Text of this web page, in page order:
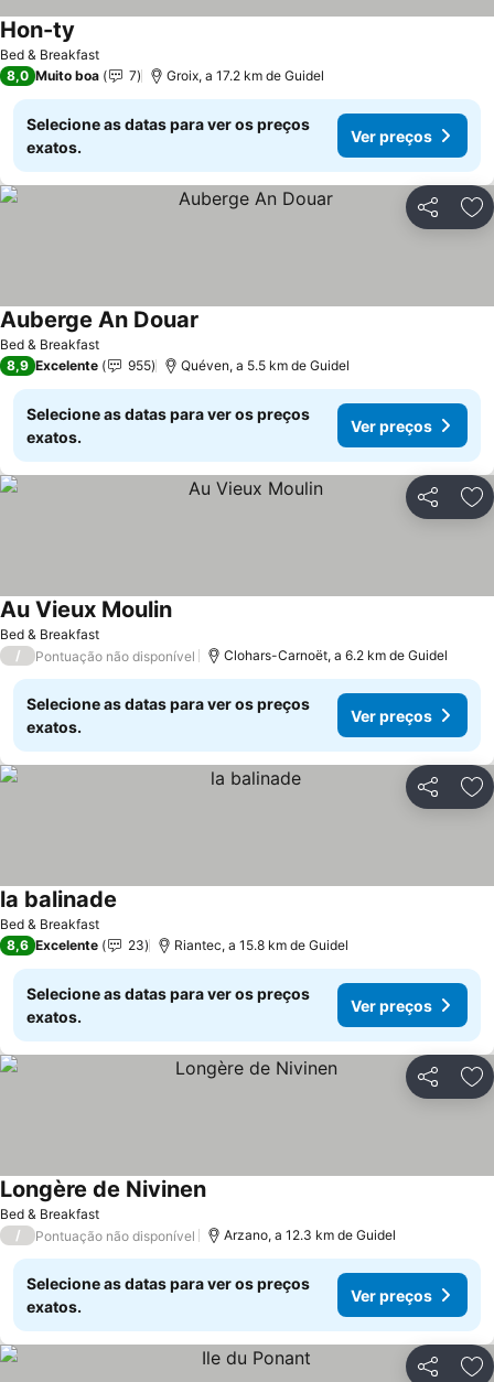
Bed & Breakfast
Hon-ty
8,0 Muito boa 7 Groix, a 17.2 km de Guidel
Selecione as datas para ver os preços
exatos.
Ver preços
Partilhar
Bed & Breakfast
Auberge An Douar
8,9 Excelente 955 Quéven, a 5.5 km de Guidel
Selecione as datas para ver os preços
exatos.
Ver preços
Partilhar
Bed & Breakfast
Au Vieux Moulin
/ Pontuação não disponível Clohars-Carnoët, a 6.2 km de Guidel
Selecione as datas para ver os preços
exatos.
Ver preços
Partilhar
Bed & Breakfast
la balinade
8,6 Excelente 23 Riantec, a 15.8 km de Guidel
Selecione as datas para ver os preços
exatos.
Ver preços
Partilhar
Bed & Breakfast
Longère de Nivinen
/ Pontuação não disponível Arzano, a 12.3 km de Guidel
Selecione as datas para ver os preços
exatos.
Ver preços
Partilhar